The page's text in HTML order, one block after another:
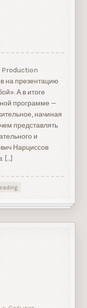
Production
на презентацию
А в итоге
программе —
начиная
представлять
и
Нарциссов
[…]